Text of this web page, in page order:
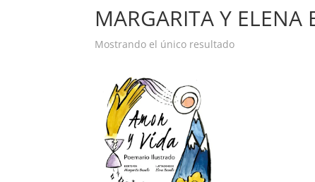
MARGARITA Y ELENA
Mostrando el único resultado